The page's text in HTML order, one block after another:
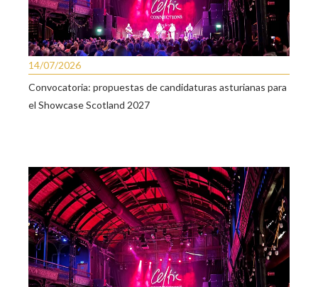
14/07/2026
Convocatoria: propuestas de candidaturas asturianas para
el Showcase Scotland 2027